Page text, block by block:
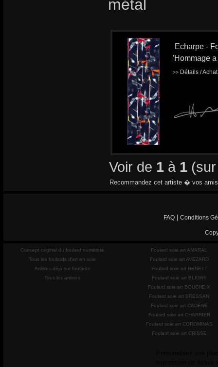
métal
Echarpe -
'Hommage
>> Détails /
Voir de 1 à 1
Recommandez cet artiste � vos
FAQ Conditions
Concept original du foulard numéroté
Tous les foulards d'art en soie
Artistes déjà sur foulards
Tous les artistes
Foulard soie art AMARAL
Foulard soie art AVEZARD
Foulard soie art BENETT
Foulard soie art BLIGNY
Foulard soie art BOUCHEIX
Foulard soie art BRESSAN
Foulard soie art CADENE
Foulard soie art CHARRIER
Foulard soie art COROMINAS
Foulard soie art CRISSE